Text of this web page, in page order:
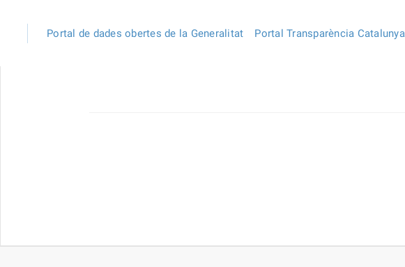
Portal de dades obertes de la Generalitat Portal Transparència Catalunya